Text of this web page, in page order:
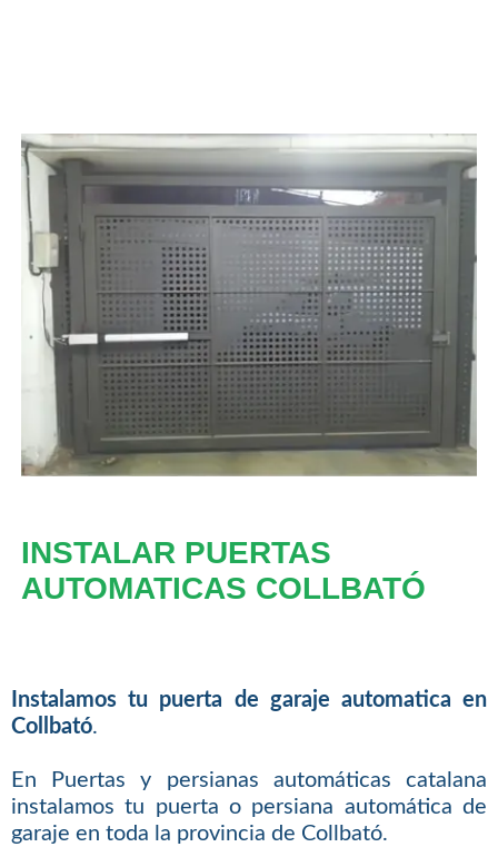
INSTALAR PUERTAS
AUTOMATICAS COLLBATÓ
Instalamos tu puerta de garaje automatica en
Collbató.
En Puertas y persianas automáticas catalana
instalamos tu puerta o persiana automática de
garaje en toda la provincia de Collbató.